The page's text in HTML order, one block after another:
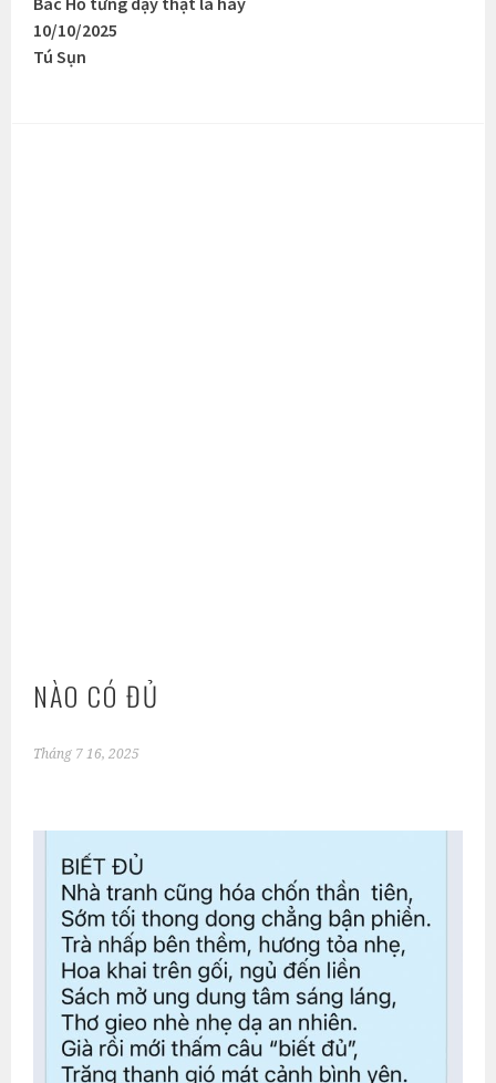
10/10/2025
Tú Sụn
NÀO CÓ ĐỦ
Tháng 7 16, 2025